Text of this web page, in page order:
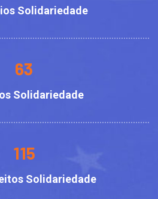
Solidariedade
63
Solidariedade
115
Solidariedade